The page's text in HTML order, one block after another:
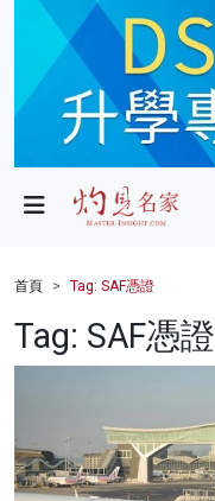
政局
財經
健康
科技
首頁 Tag: SAF憑證
Tag: SAF憑證